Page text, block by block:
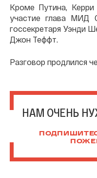
Кроме Путина,
участие глава МИД
госсекретаря Уэнди
Джон Теффт.
Разговор продлился
НАМ ОЧЕНЬ